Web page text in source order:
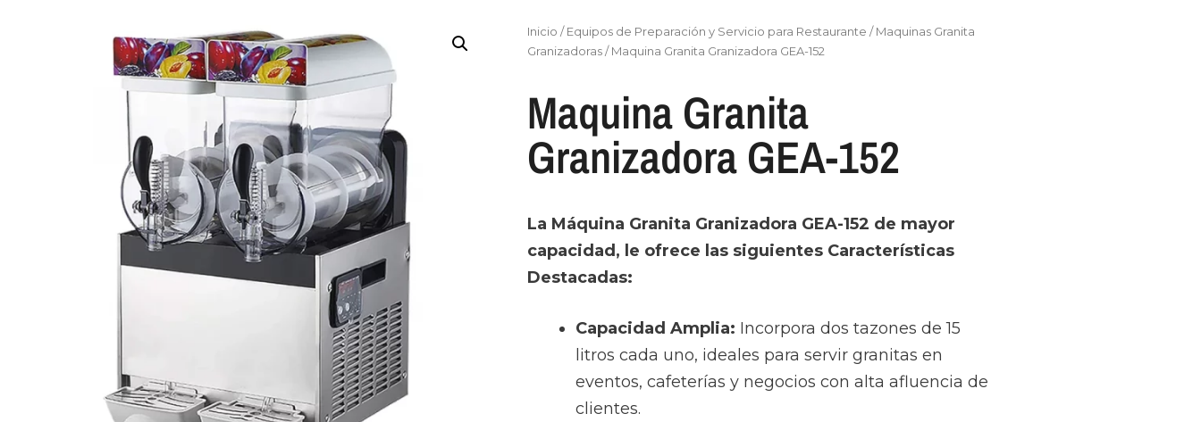
Inicio /Equipos de Preparación y Servicio para Restaurante /Maquinas Granita
Granizadoras/ Maquina Granita Granizadora GEA-152
Maquina Granita
Granizadora GEA-152
La Máquina Granita Granizadora GEA-152 de mayor
capacidad, le ofrece las siguientes Características
Destacadas:
Capacidad Amplia: Incorpora dos tazones de 15
litros cada uno, ideales para servir granitas en
eventos, cafeterías y negocios con alta afluencia de
clientes.